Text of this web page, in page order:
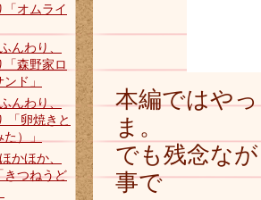
本編ではや
ま。
でも残念な
事で
「オムライ
んわり、
「森野家ロ
ド」
んわり、
「卵焼きと
）」
かほか、
きつねうど